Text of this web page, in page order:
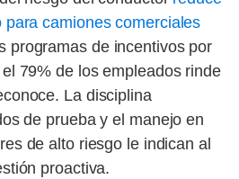
para camiones comerciales
programas de incentivos por
79% de los empleados rinde
La disciplina
de prueba y el manejo en
de alto riesgo le indican al
proactiva.